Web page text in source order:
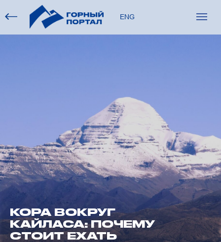
ENG
КОРА ВОКРУГ
КАЙЛАСА: ПОЧЕМУ
СТОИТ ЕХАТЬ